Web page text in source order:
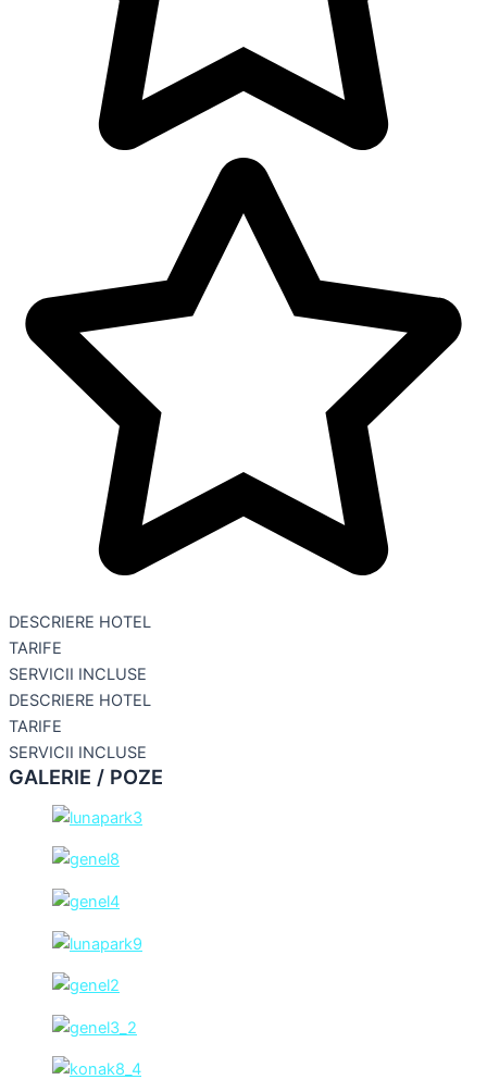
DESCRIERE HOTEL
TARIFE
SERVICII INCLUSE
DESCRIERE HOTEL
TARIFE
SERVICII INCLUSE
GALERIE / POZE